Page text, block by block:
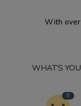
With
WHAT'S
0